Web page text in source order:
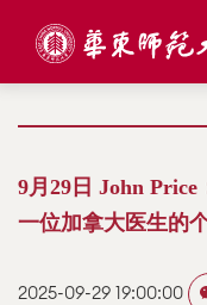
9月29日 John
一位加拿大医生的
2025-09-29 19:00:00